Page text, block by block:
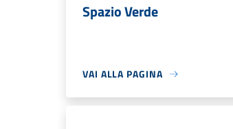
Spazio Verde
VAI ALLA PAGINA